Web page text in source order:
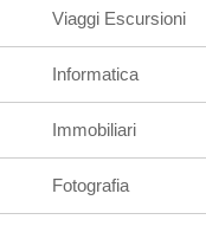
Viaggi Escursioni
Informatica
Immobiliari
Fotografia